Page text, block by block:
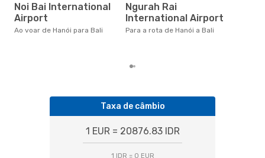
Noi Bai International
Airport
Ao voar de Hanói para Bali
Ngurah Rai
International Airport
Para a rota de Hanói a Bali
Taxa de câmbio
1 EUR = 20876.83 IDR
1 IDR = 0 EUR